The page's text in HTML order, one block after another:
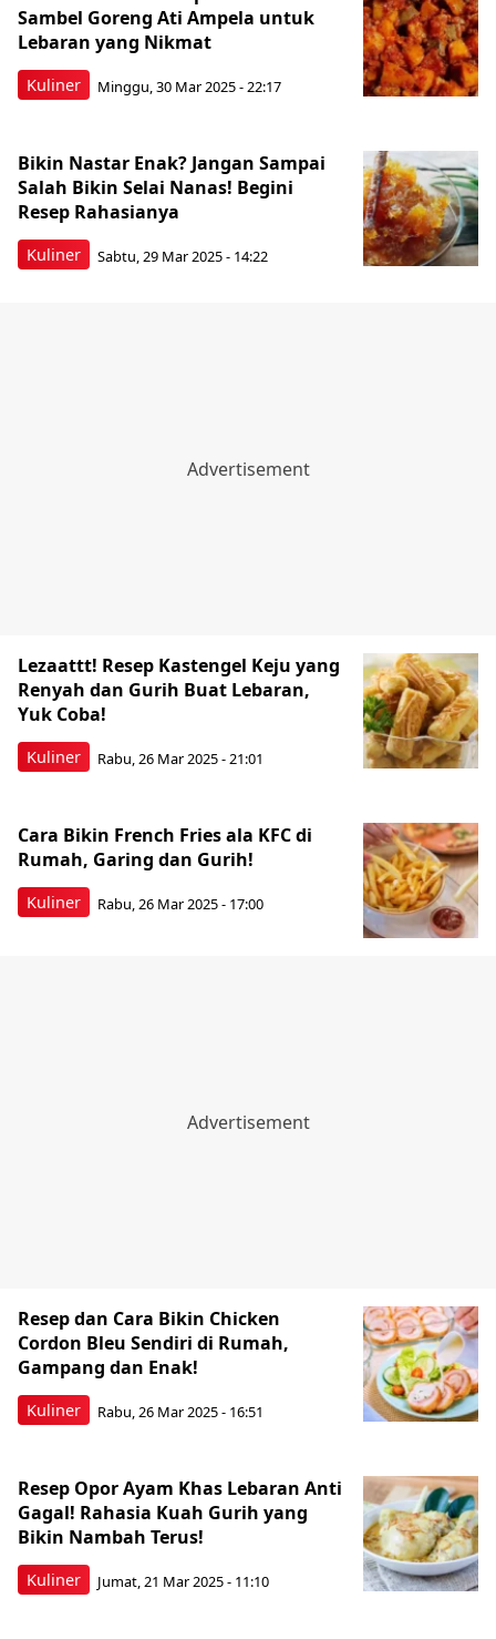
Kuliner
Sambel Goreng Ati Ampela untuk
Lebaran yang Nikmat
Minggu, 30 Mar 2025 - 22:17
Kuliner
Bikin Nastar Enak? Jangan Sampai
Salah Bikin Selai Nanas! Begini
Resep Rahasianya
Sabtu, 29 Mar 2025 - 14:22
Kuliner
Lezaattt! Resep Kastengel Keju yang
Renyah dan Gurih Buat Lebaran,
Yuk Coba!
Rabu, 26 Mar 2025 - 21:01
Kuliner
Cara Bikin French Fries ala KFC di
Rumah, Garing dan Gurih!
Rabu, 26 Mar 2025 - 17:00
Kuliner
Resep dan Cara Bikin Chicken
Cordon Bleu Sendiri di Rumah,
Gampang dan Enak!
Rabu, 26 Mar 2025 - 16:51
Kuliner
Resep Opor Ayam Khas Lebaran Anti
Gagal! Rahasia Kuah Gurih yang
Bikin Nambah Terus!
Jumat, 21 Mar 2025 - 11:10